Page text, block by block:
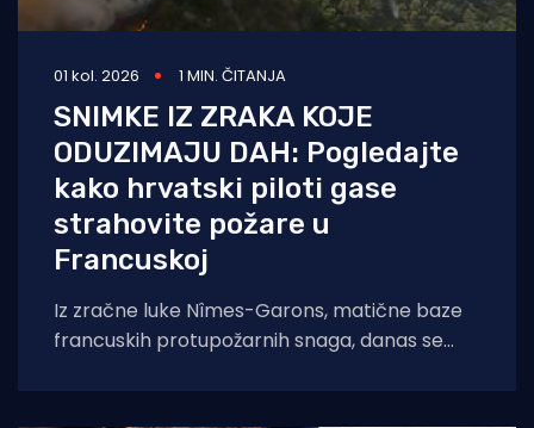
01 kol. 2026 1 MIN. ČITANJA
SNIMKE IZ ZRAKA KOJE
ODUZIMAJU DAH: Pogledajte
kako hrvatski piloti gase
strahovite požare u
Francuskoj
Iz zračne luke Nîmes-Garons, matične baze
francuskih protupožarnih snaga, danas se